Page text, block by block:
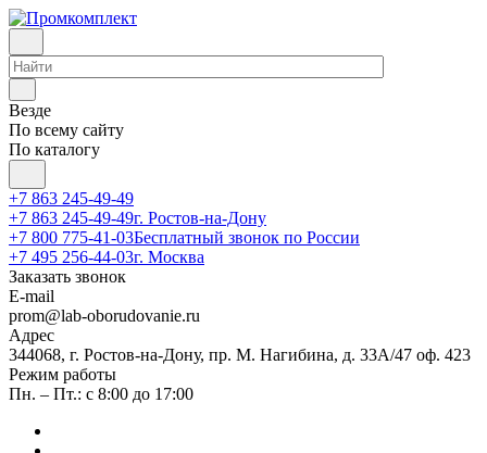
Везде
По всему сайту
По каталогу
+7 863 245-49-49
+7 863 245-49-49г. Ростов-на-Дону
+7 800 775-41-03Бесплатный звонок по России
+7 495 256-44-03г. Москва
Заказать звонок
E-mail
prom@lab-oborudovanie.ru
Адрес
344068, г. Ростов-на-Дону, пр. М. Нагибина, д. 33А/47 оф. 423
Режим работы
Пн. – Пт.: с 8:00 до 17:00